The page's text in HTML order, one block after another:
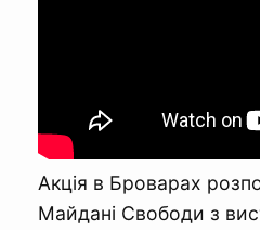
Акція в Броварах
Майдані Свободи з